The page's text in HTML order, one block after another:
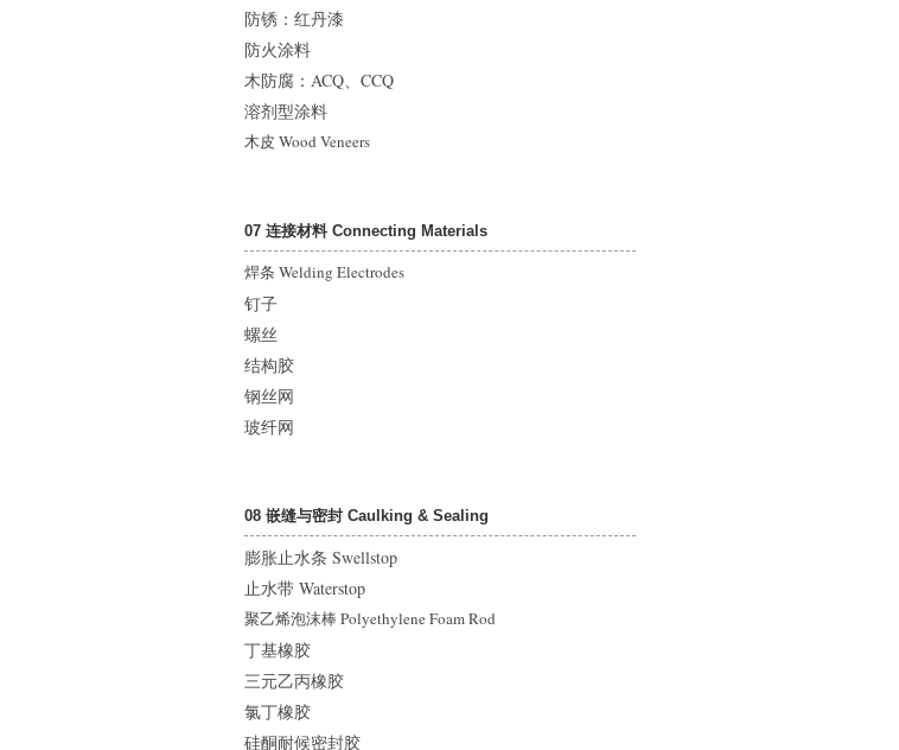
防锈：红丹漆
防火涂料
木防腐：ACQ、CCQ
溶剂型涂料
木皮 Wood Veneers
07 连接材料 Connecting Materials
焊条 Welding Electrodes
钉子
螺丝
结构胶
钢丝网
玻纤网
08 嵌缝与密封 Caulking & Sealing
膨胀止水条 Swellstop
止水带 Waterstop
聚乙烯泡沫棒 Polyethylene Foam Rod
丁基橡胶
三元乙丙橡胶
氯丁橡胶
硅酮耐候密封胶